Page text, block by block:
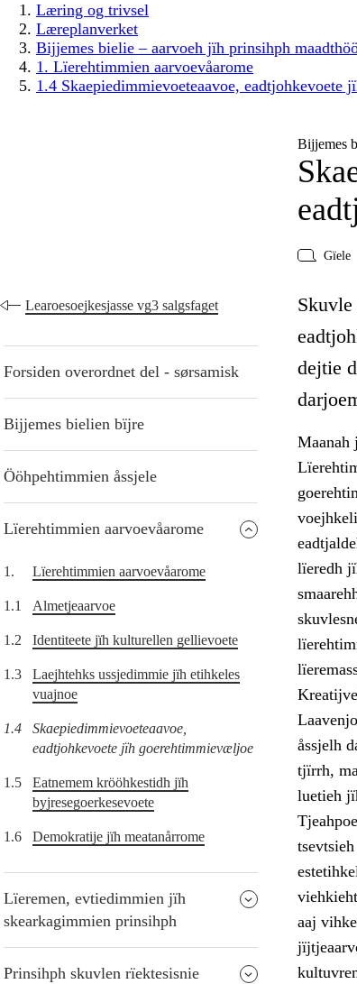
Læring og trivsel
Læreplanverket
Bijjemes bielie – aarvoeh jïh prinsihph
1. Lïerehtimmien aarvoevåarome
1.4 Skaepiedimmievoeteaavoe, eadtjohkevoete
Bijjemes
Gïele
Learoesoejkesjasse vg3 salgsfaget
Forsiden overordnet del - sørsamisk
Bijjemes bielien bïjre
Ööhpehtimmien åssjele
Lïerehtimmien aarvoevåarome
1. Lïerehtimmien aarvoevåarome
1.1 Almetjeaarvoe
1.2 Identiteete jïh kulturellen gellievoete
1.3
Laejhtehks ussjedimmie jïh etihkeles
vuajnoe
1.4
Skaepiedimmievoeteaavoe,
eadtjohkevoete jïh goerehtimmievæljoe
1.5
Eatnemem krööhkestidh jïh
byjresegoerkesevoete
1.6 Demokratije jïh meatanårrome
Lïeremen, evtiedimmien jïh
skearkagimmien prinsihph
Prinsihph skuvlen rïektesisnie
dejtie
Maanah
lïeredh
åssjelh
tjïrrh,
luetieh
aaj